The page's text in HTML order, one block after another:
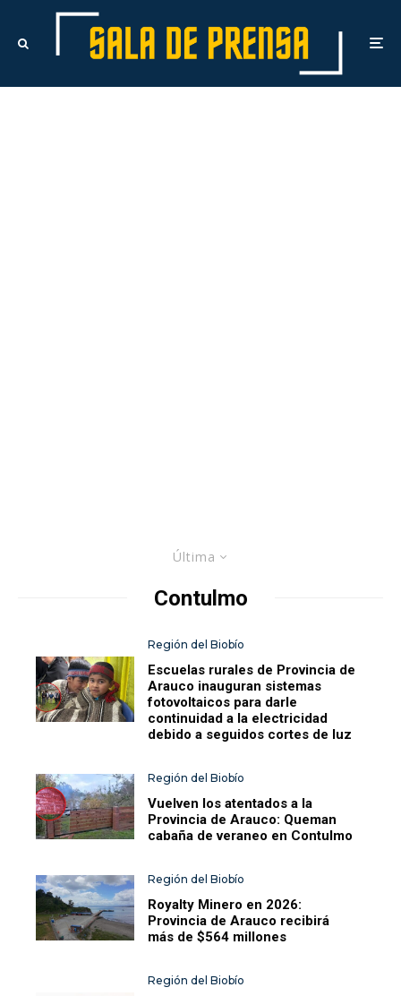
Última
Contulmo
Región del Biobío
Escuelas rurales de Provincia de
Arauco inauguran sistemas
fotovoltaicos para darle
continuidad a la electricidad
debido a seguidos cortes de luz
Región del Biobío
Vuelven los atentados a la
Provincia de Arauco: Queman
cabaña de veraneo en Contulmo
Región del Biobío
Royalty Minero en 2026:
Provincia de Arauco recibirá
más de $564 millones
Región del Biobío